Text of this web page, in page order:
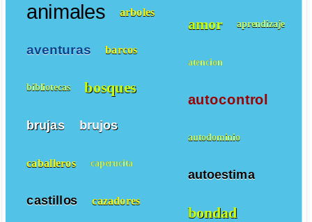
amor aprendizaje
atencion
autocontrol
autodominio
autoestima
bondad
animales arboles
aventuras barcos
bibliotecas bosques
brujas brujos
caballeros caperucita
castillos cazadores